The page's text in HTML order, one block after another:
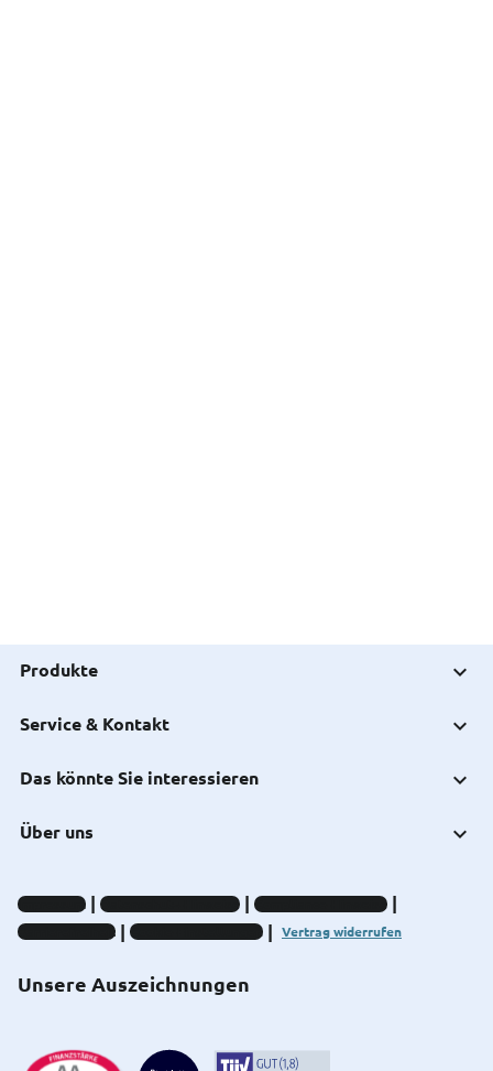
Produkte
Service & Kontakt
Das könnte Sie interessieren
Über uns
Unsere Auszeichnungen
Impressum Datenschutz-Hinweise
Compliance-Hinweise
Barrierefreiheit
Cookie-Einstellungen Vertrag widerrufen